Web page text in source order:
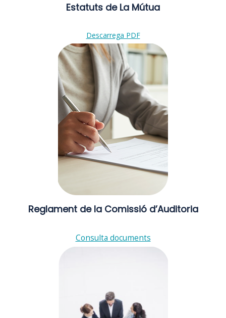
Estatuts de La Mútua
Descarrega PDF
Reglament de la Comissió d’Auditoria
Consulta documents